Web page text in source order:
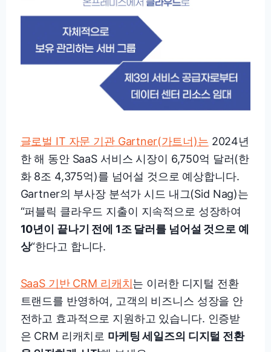
글로벌 IT 자문 기관 Gartner(가트너)는 2024년
한 해 동안 SaaS 서비스 시장이 6,750억 달러(한
화 8조 4,375억)를 넘어설 것으로 예상합니다.
Gartner의 부사장 분석가 시드 내그(Sid Nag)는
“퍼블릭 클라우드 지출이 지속적으로 성장하여
10년이 끝나기 전에 1조 달러를 넘어설 것으로 예
상“한다고 합니다.
SaaS 기반 CRM 리캐치는 이러한 디지털 전환
트랜드를 반영하여, 고객의 비즈니스 성장을 안
전하고 효과적으로 지원하고 있습니다. 인증받
은 CRM 리캐치로 마케팅 세일즈의 디지털 전환